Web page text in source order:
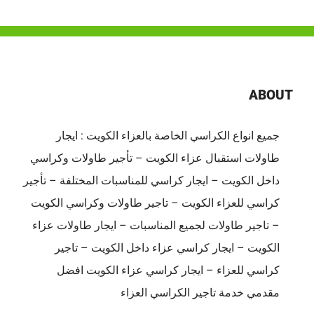
ABOUT
جميع انواع الكراسي الخاصة بالعزاء الكويت : ايجار
طاولات استقبال عزاء الكويت – تأجير طاولات وكراسي
داخل الكويت – ايجار كراسي للمناسبات المختلفة – تأجير
كراسي للعزاء الكويت – تاجير طاولات وكراسي الكويت
– تاجير طاولات لجميع المناسبات – ايجار طاولات عزاء
الكويت – ايجار كراسي عزاء داخل الكويت – تاجير
كراسي للعزاء – ايجار كراسي عزاء الكويت افضل
مقدمي خدمة تاجير الكراسي العزاء